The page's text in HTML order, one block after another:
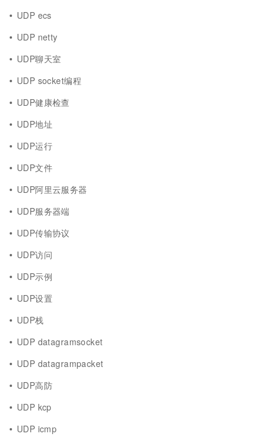
UDP ecs
UDP netty
UDP聊天室
UDP socket编程
UDP健康检查
UDP地址
UDP运行
UDP文件
UDP阿里云服务器
UDP服务器端
UDP传输协议
UDP访问
UDP示例
UDP设置
UDP栈
UDP datagramsocket
UDP datagrampacket
UDP高防
UDP kcp
UDP icmp